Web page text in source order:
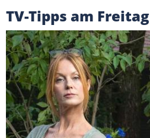
TV-Tipps am Freitag